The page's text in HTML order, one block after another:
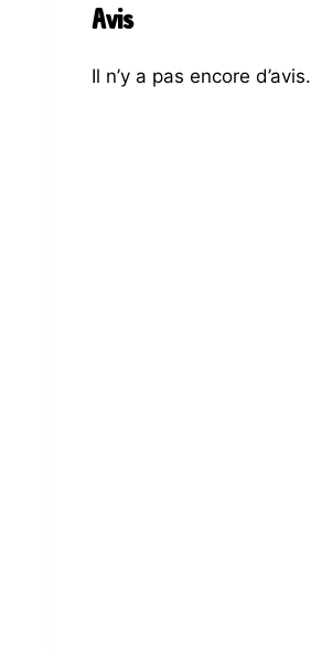
Avis
Il n’y a pas encore d’avis.